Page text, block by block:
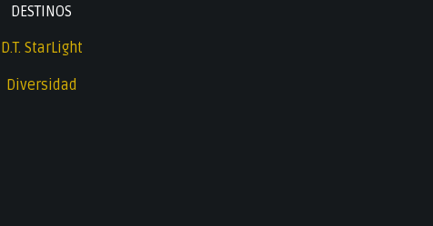
DESTINOS
D.T. StarLight
Diversidad